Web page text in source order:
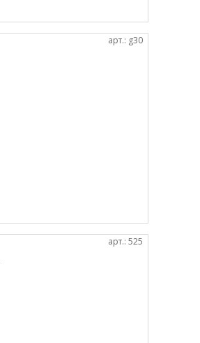
арт.: g30
арт.: 525